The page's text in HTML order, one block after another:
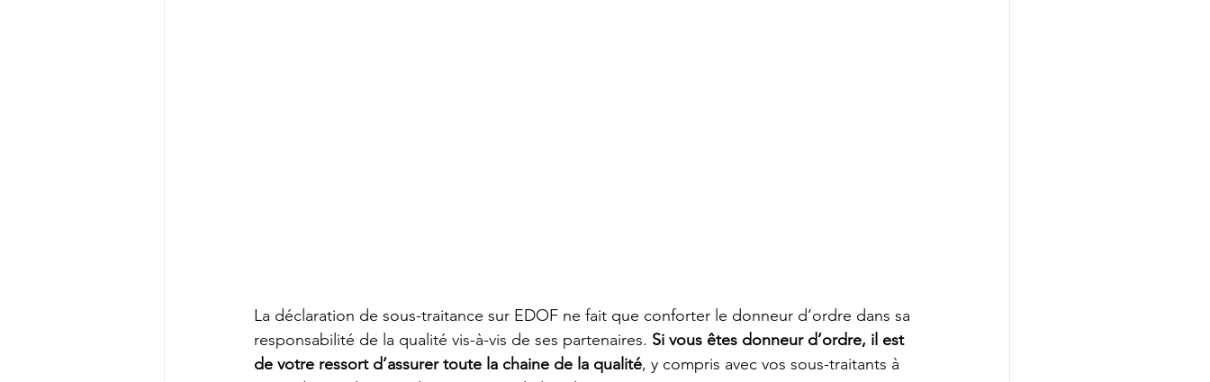
La déclaration de sous-traitance sur EDOF ne fait que conforter le donneur d’ordre dans sa
responsabilité de la qualité vis-à-vis de ses partenaires. Si vous êtes donneur d’ordre, il est
de votre ressort d’assurer toute la chaine de la qualité, y compris avec vos sous-traitants à